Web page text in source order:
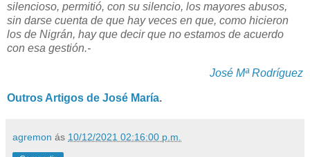
silencioso, permitió, con su silencio, los mayores abusos,
sin darse cuenta de que hay veces en que, como hicieron
los de Nigrán, hay que decir que no estamos de acuerdo
con esa gestión.-
José Mª Rodríguez
Outros Artigos de José María.
agremon ás 10/12/2021 02:16:00 p.m.